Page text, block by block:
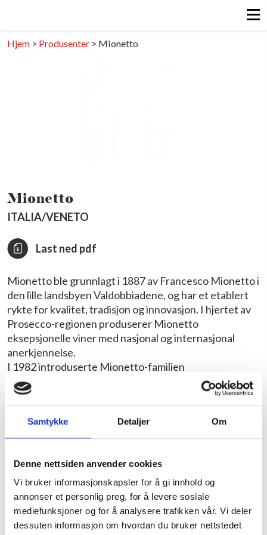
Samtykke Detaljer Om
Denne nettsiden anvender cookies
Vi bruker informasjonskapsler for å gi innhold og
annonser et personlig preg, for å levere sosiale
mediefunksjoner og for å analysere trafikken vår. Vi deler
dessuten informasjon om hvordan du bruker nettstedet
Hjem > Produsenter > Mionetto
Mionetto
ITALIA/VENETO
Last ned pdf
Mionetto ble grunnlagt i 1887 av Francesco Mionetto i
den lille landsbyen Valdobbiadene, og har et etablert
rykte for kvalitet, tradisjon og innovasjon. I hjertet av
Prosecco-regionen produserer Mionetto
eksepsjonelle viner med nasjonal og internasjonal
anerkjennelse.
I 1982 introduserte Mionetto-familien
autoklavfermentering ved å bytte til Charmat-
metoden, noe som muliggjør bedre bevaring av smaker
og aromaer. Druene blir mykt presset og så starter den
temperaturkontrollerte første gjæringen som gir
grunnvinen til den musserende vinen. Ved hjelp av
autoklaver (en lukket beholder under høyt trykk og
kontrollert temperatur). Denne metoden bidrar til å
opprettholde druens friskhet og aroma.
Vinmakerens jobb er ikke bare å produsere
musserende vin av høy kvalitet, men også